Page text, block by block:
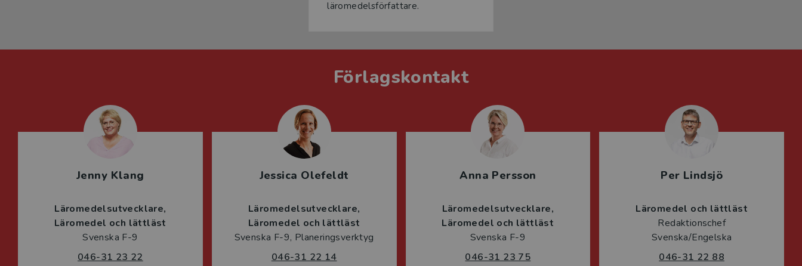
läromedelsförfattare.
Förlagskontakt
Jenny Klang
Läromedelsutvecklare
Läromedel och lättläst
Svenska F-9
046-31 23 22
Jessica Olefeldt
Läromedelsutvecklare
Läromedel och lättläst
Svenska F-9, Planeringsverktyg
046-31 22 14
Anna Persson
Läromedelsutvecklare
Läromedel och lättläst
Svenska F-9
046-31 23 75
Per Lindsjö
Läromedel och lättläst
Redaktionschef
Svenska/Engelska
046-31 22 88